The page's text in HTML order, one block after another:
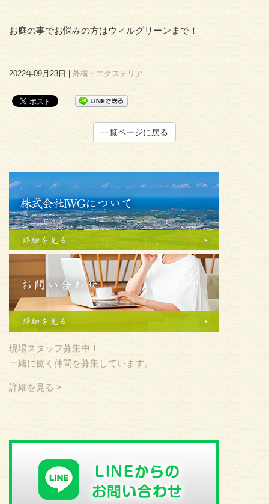
お庭の事でお悩みの方はウィルグリーンまで！
2022年09月23日 | 外構・エクステリア
一覧ページに戻る
現場スタッフ募集中！
一緒に働く仲間を募集しています。
詳細を見る >